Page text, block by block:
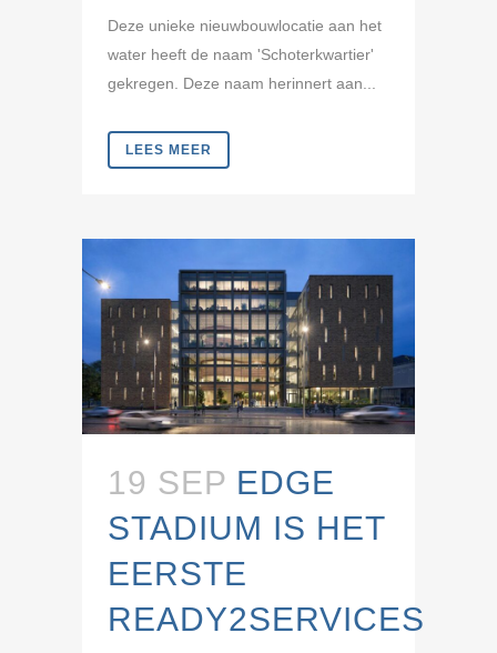
Deze unieke nieuwbouwlocatie aan het
water heeft de naam 'Schoterkwartier'
gekregen. Deze naam herinnert aan...
LEES MEER
19 SEP EDGE
STADIUM IS HET
EERSTE
READY2SERVICES